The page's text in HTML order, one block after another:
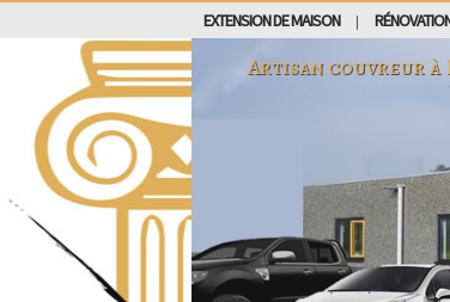
EXTENSION DE MAISON
Artisan couvreur à